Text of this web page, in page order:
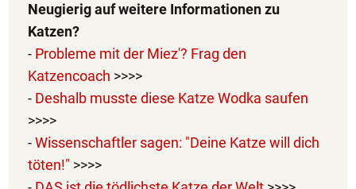
Neugierig auf weitere Informationen zu
Katzen?
- Probleme mit der Miez'? Frag den
Katzencoach >>>>
- Deshalb musste diese Katze Wodka saufen
>>>>
-Wissenschaftler sagen: "Deine Katze will dich
töten!" >>>>